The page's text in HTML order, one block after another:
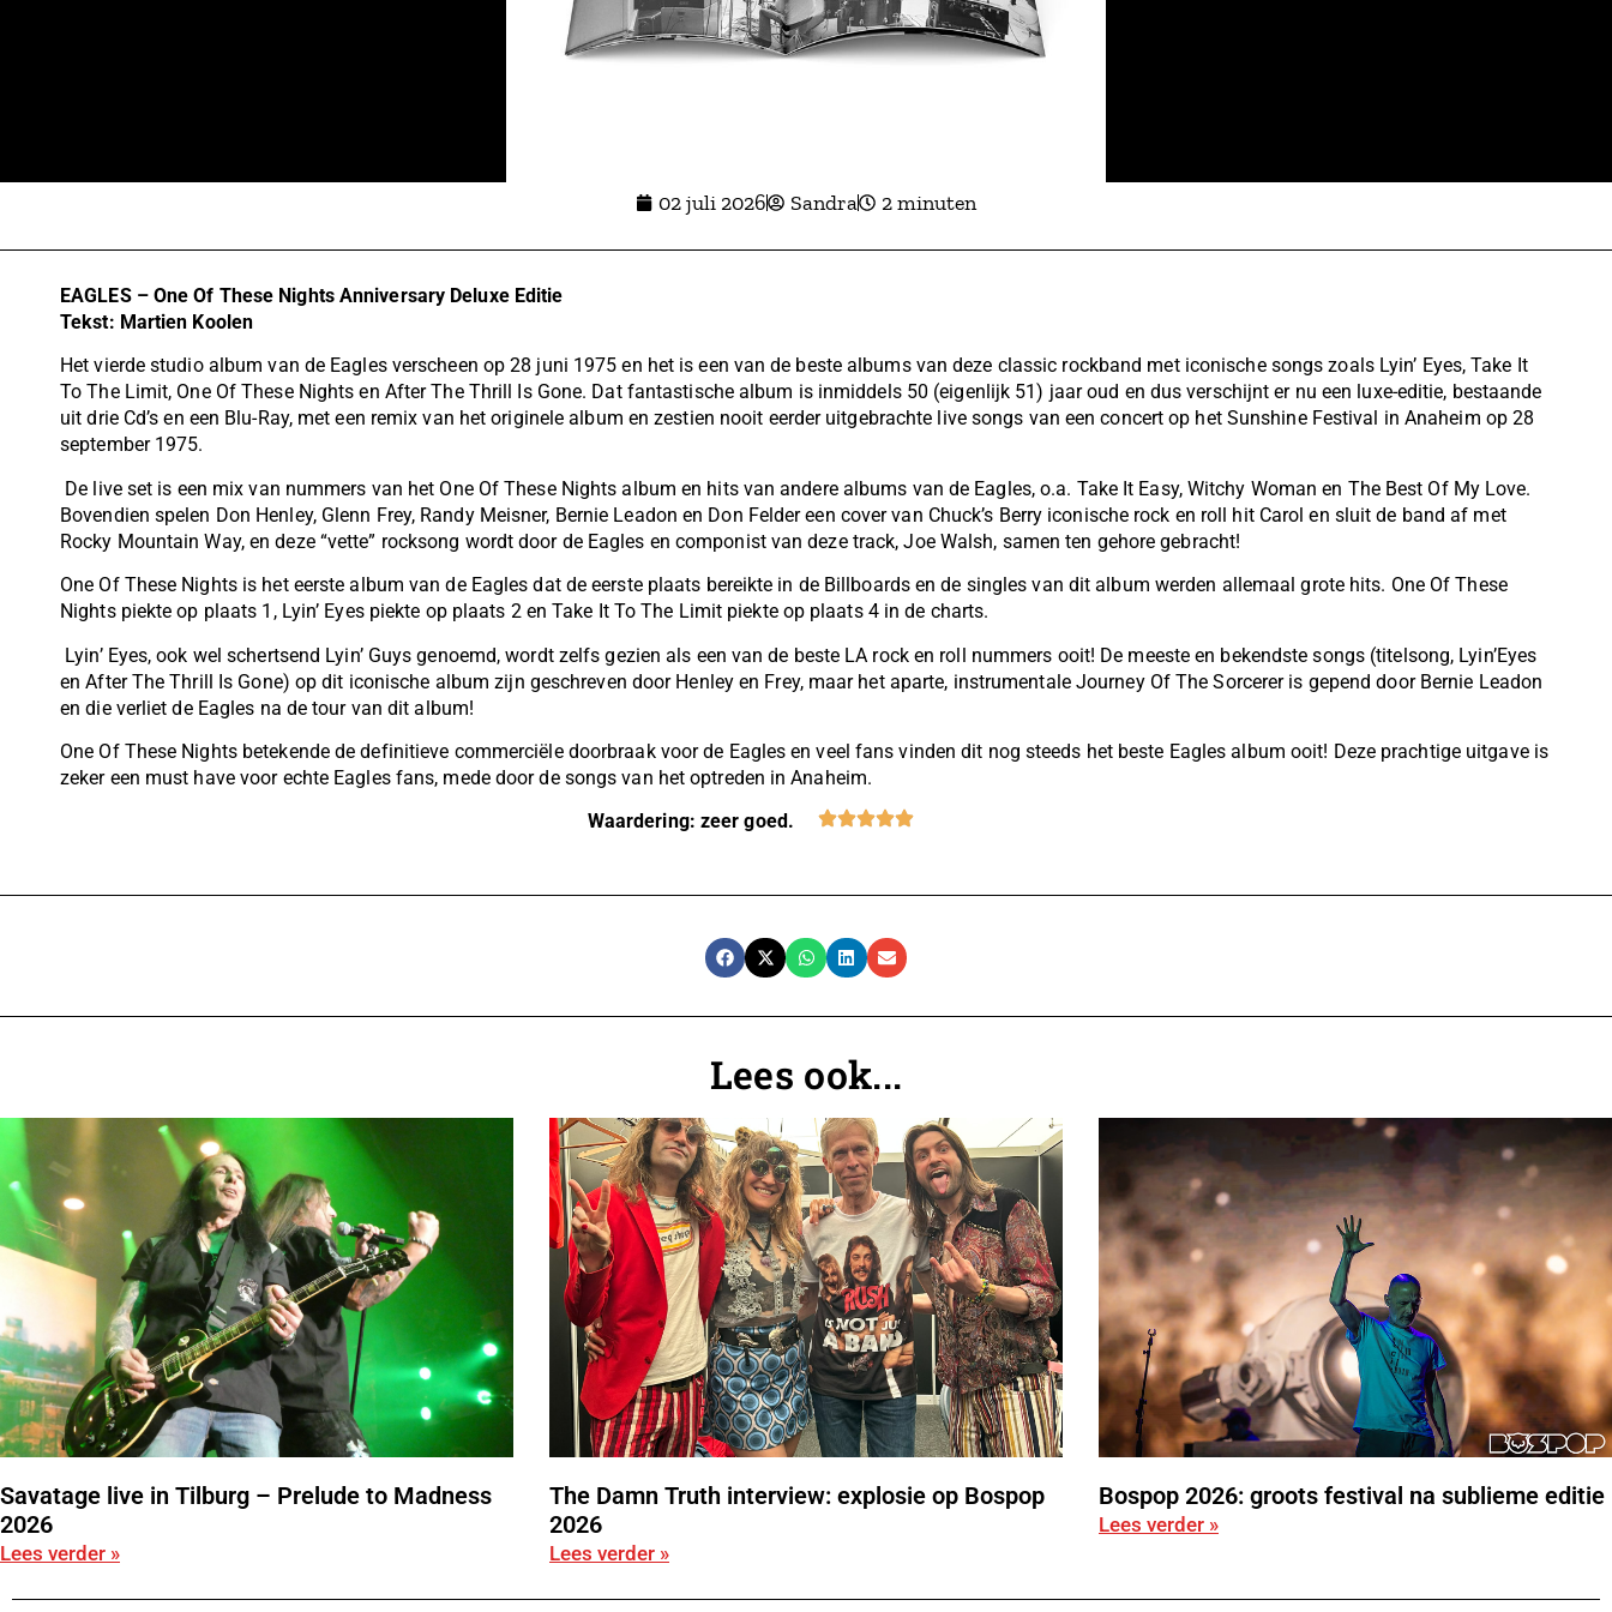
02 juli 2026 Sandra 2 minuten
EAGLES – One Of These Nights Anniversary Deluxe Editie
Tekst: Martien Koolen
Het vierde studio album van de Eagles verscheen op 28 juni 1975 en het is een van de beste albums van deze classic rockband met iconische songs zoals Lyin’ Eyes, Take It
To The Limit, One Of These Nights en After The Thrill Is Gone. Dat fantastische album is inmiddels 50 (eigenlijk 51) jaar oud en dus verschijnt er nu een luxe-editie, bestaande
uit drie Cd’s en een Blu-Ray, met een remix van het originele album en zestien nooit eerder uitgebrachte live songs van een concert op het Sunshine Festival in Anaheim op 28
september 1975.
De live set is een mix van nummers van het One Of These Nights album en hits van andere albums van de Eagles, o.a. Take It Easy, Witchy Woman en The Best Of My Love.
Bovendien spelen Don Henley, Glenn Frey, Randy Meisner, Bernie Leadon en Don Felder een cover van Chuck’s Berry iconische rock en roll hit Carol en sluit de band af met
Rocky Mountain Way, en deze “vette” rocksong wordt door de Eagles en componist van deze track, Joe Walsh, samen ten gehore gebracht!
One Of These Nights is het eerste album van de Eagles dat de eerste plaats bereikte in de Billboards en de singles van dit album werden allemaal grote hits. One Of These
Nights piekte op plaats 1, Lyin’ Eyes piekte op plaats 2 en Take It To The Limit piekte op plaats 4 in de charts.
Lyin’ Eyes, ook wel schertsend Lyin’ Guys genoemd, wordt zelfs gezien als een van de beste LA rock en roll nummers ooit! De meeste en bekendste songs (titelsong, Lyin’Eyes
en After The Thrill Is Gone) op dit iconische album zijn geschreven door Henley en Frey, maar het aparte, instrumentale Journey Of The Sorcerer is gepend door Bernie Leadon
en die verliet de Eagles na de tour van dit album!
One Of These Nights betekende de definitieve commerciële doorbraak voor de Eagles en veel fans vinden dit nog steeds het beste Eagles album ooit! Deze prachtige uitgave is
zeker een must have voor echte Eagles fans, mede door de songs van het optreden in Anaheim.
Waardering: zeer goed.
Lees ook...
Savatage live in Tilburg – Prelude to Madness
2026
Lees verder »
The Damn Truth interview: explosie op Bospop
2026
Lees verder »
Bospop 2026: groots festival na sublieme editie
Lees verder »